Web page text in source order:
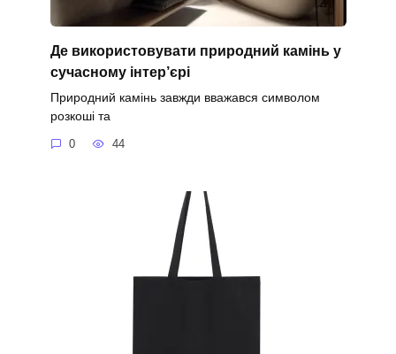
Де використовувати природний камінь у
сучасному інтер’єрі
Природний камінь завжди вважався символом
розкоші та
0 44